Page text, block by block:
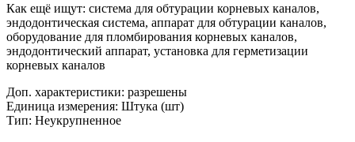
Как ещё ищут: система для обтурации корневых каналов,
эндодонтическая система, аппарат для обтурации каналов,
оборудование для пломбирования корневых каналов,
эндодонтический аппарат, установка для герметизации
корневых каналов
Доп. характеристики: разрешены
Единица измерения: Штука (шт)
Тип: Неукрупненное